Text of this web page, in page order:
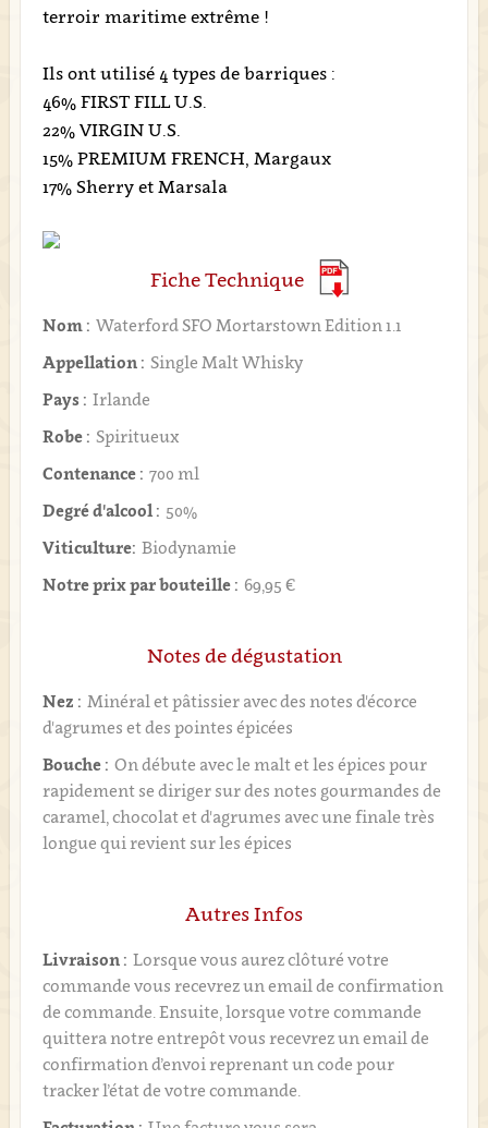
terroir maritime extrême !
Ils ont utilisé 4 types de barriques :
46% FIRST FILL U.S.
22% VIRGIN U.S.
15% PREMIUM FRENCH, Margaux
17% Sherry et Marsala
Fiche Technique
Nom : Waterford SFO Mortarstown Edition 1.1
Appellation : Single Malt Whisky
Pays : Irlande
Robe : Spiritueux
Contenance : 700 ml
Degré d'alcool : 50%
Viticulture: Biodynamie
Notre prix par bouteille : 69,95 €
Notes de dégustation
Nez : Minéral et pâtissier avec des notes d'écorce
d'agrumes et des pointes épicées
Bouche : On débute avec le malt et les épices pour
rapidement se diriger sur des notes gourmandes de
caramel, chocolat et d'agrumes avec une finale très
longue qui revient sur les épices
Autres Infos
Livraison : Lorsque vous aurez clôturé votre
commande vous recevrez un email de confirmation
de commande. Ensuite, lorsque votre commande
quittera notre entrepôt vous recevrez un email de
confirmation d’envoi reprenant un code pour
tracker l’état de votre commande.